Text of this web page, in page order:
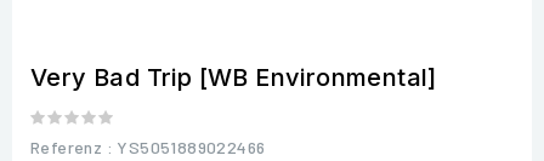
Very Bad Trip [WB Environmental]
Referenz : YS5051889022466